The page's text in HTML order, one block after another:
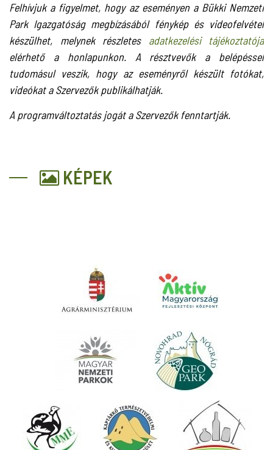
Felhívjuk a figyelmet, hogy az eseményen a Bükki Nemzeti
Park Igazgatóság megbízásából fénykép és videofelvétel
készülhet, melynek részletes adatkezelési tájékoztatója
elérhető a honlapunkon. A résztvevők a belépéssel
tudomásul veszik, hogy az eseményről készült fotókat,
videókat a Szervezők publikálhatják.
A programváltoztatás jogát a Szervezők fenntartják.
KÉPEK